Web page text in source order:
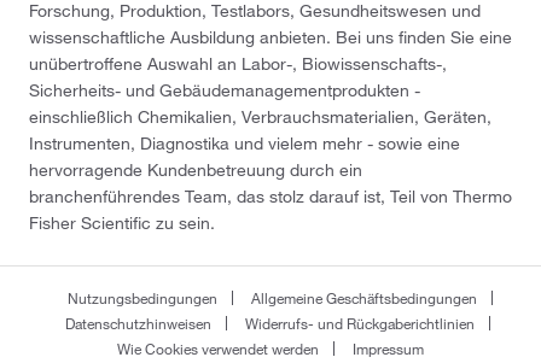
Forschung, Produktion, Testlabors, Gesundheitswesen und
wissenschaftliche Ausbildung anbieten. Bei uns finden Sie eine
unübertroffene Auswahl an Labor-, Biowissenschafts-,
Sicherheits- und Gebäudemanagementprodukten -
einschließlich Chemikalien, Verbrauchsmaterialien, Geräten,
Instrumenten, Diagnostika und vielem mehr - sowie eine
hervorragende Kundenbetreuung durch ein
branchenführendes Team, das stolz darauf ist, Teil von Thermo
Fisher Scientific zu sein.
Nutzungsbedingungen
Allgemeine Geschäftsbedingungen
Datenschutzhinweisen
Widerrufs- und Rückgaberichtlinien
Wie Cookies verwendet werden
Impressum